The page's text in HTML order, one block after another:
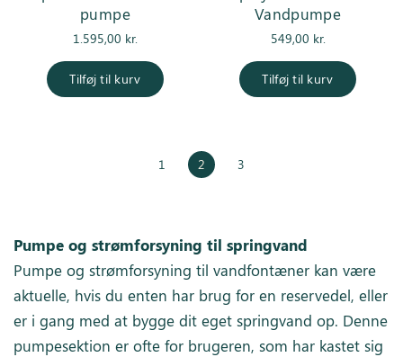
pumpe
1.595,00 kr.
Tilføj til kurv
Vandpumpe
549,00 kr.
Tilføj til kurv
1 2 3
Pumpe og strømforsyning til springvand
Pumpe og strømforsyning til vandfontæner kan være
aktuelle, hvis du enten har brug for en reservedel, eller
er i gang med at bygge dit eget springvand op. Denne
pumpesektion er ofte for brugeren, som har kastet sig